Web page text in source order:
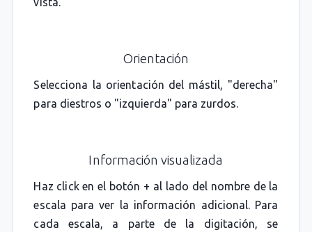
Orientación
Selecciona la orientación del mástil, "derecha"
para diestros o "izquierda" para zurdos.
Información visualizada
Haz click en el botón + al lado del nombre de la
escala para ver la información adicional. Para
cada escala, a parte de la digitación, se